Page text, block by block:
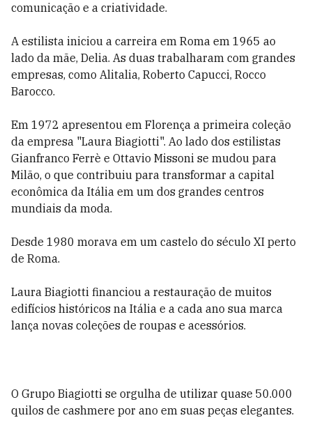
comunicação e a criatividade.
A estilista iniciou a carreira em Roma em 1965 ao
lado da mãe, Delia. As duas trabalharam com grandes
empresas, como Alitalia, Roberto Capucci, Rocco
Barocco.
Em 1972 apresentou em Florença a primeira coleção
da empresa "Laura Biagiotti". Ao lado dos estilistas
Gianfranco Ferrè e Ottavio Missoni se mudou para
Milão, o que contribuiu para transformar a capital
econômica da Itália em um dos grandes centros
mundiais da moda.
Desde 1980 morava em um castelo do século XI perto
de Roma.
Laura Biagiotti financiou a restauração de muitos
edifícios históricos na Itália e a cada ano sua marca
lança novas coleções de roupas e acessórios.
O Grupo Biagiotti se orgulha de utilizar quase 50.000
quilos de cashmere por ano em suas peças elegantes.